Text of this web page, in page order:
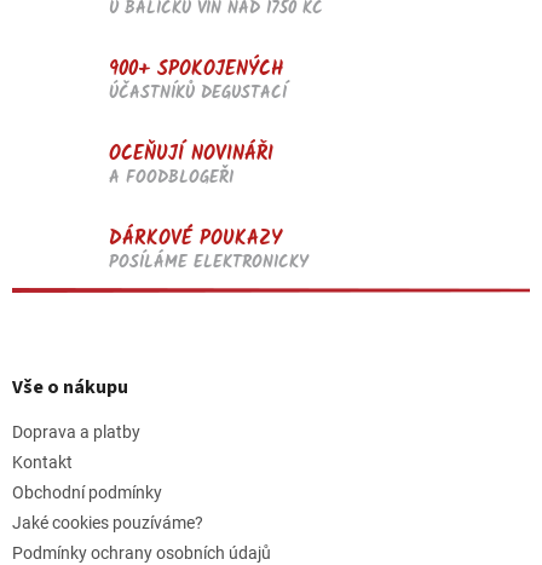
U BALÍČKŮ VÍN NAD 1750 KČ
900+ SPOKOJENÝCH
ÚČASTNÍKŮ DEGUSTACÍ
OCEŇUJÍ NOVINÁŘI
A FOODBLOGEŘI
DÁRKOVÉ POUKAZY
POSÍLÁME ELEKTRONICKY
pVše o nákupu
Doprava a platby
Kontakt
Obchodní podmínky
Jaké cookies pouzíváme?
Podmínky ochrany osobních údajů